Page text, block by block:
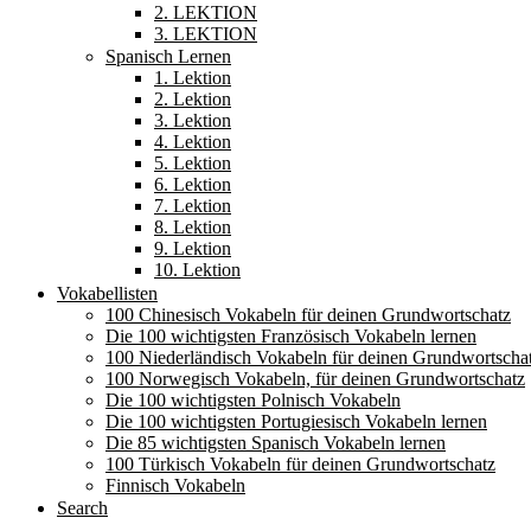
2. LEKTION
3. LEKTION
Spanisch Lernen
1. Lektion
2. Lektion
3. Lektion
4. Lektion
5. Lektion
6. Lektion
7. Lektion
8. Lektion
9. Lektion
10. Lektion
Vokabellisten
100 Chinesisch Vokabeln für deinen Grundwortschatz
Die 100 wichtigsten Französisch Vokabeln lernen
100 Niederländisch Vokabeln für deinen
100 Norwegisch Vokabeln, für deinen Grundwortschatz
Die 100 wichtigsten Polnisch Vokabeln
Die 100 wichtigsten Portugiesisch Vokabeln lernen
Die 85 wichtigsten Spanisch Vokabeln lernen
100 Türkisch Vokabeln für deinen Grundwortschatz
Finnisch Vokabeln
Search